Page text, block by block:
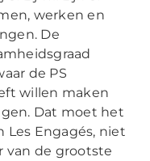
werken en
De
de PS
willen maken
Dat moet het
Les Engagés, niet
van de grootste